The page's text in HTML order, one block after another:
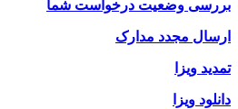
بررسی وضعیت درخواست شما
ارسال مجدد مدارک
تمدید ویزا
دانلود ویزا